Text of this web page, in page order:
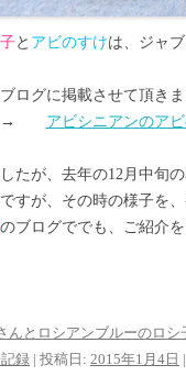
と アビのすけは、ジャ
ログに掲載させて頂き
アビシニアンのア
たが、去年の12月中旬の
すが、その時の様子を
のブログででも、ご紹介
んとロシアンブルーのロシ
録 | 投稿日: 2015年1月4日 |